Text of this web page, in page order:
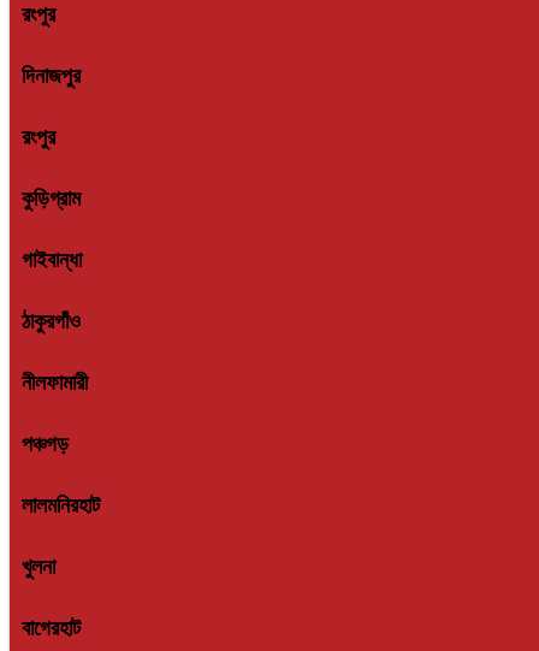
রংপুর
দিনাজপুর
রংপুর
কুড়িগ্রাম
গাইবান্ধা
ঠাকুরগাঁও
নীলফামারী
পঞ্চগড়
লালমনিরহাট
খুলনা
বাগেরহাট